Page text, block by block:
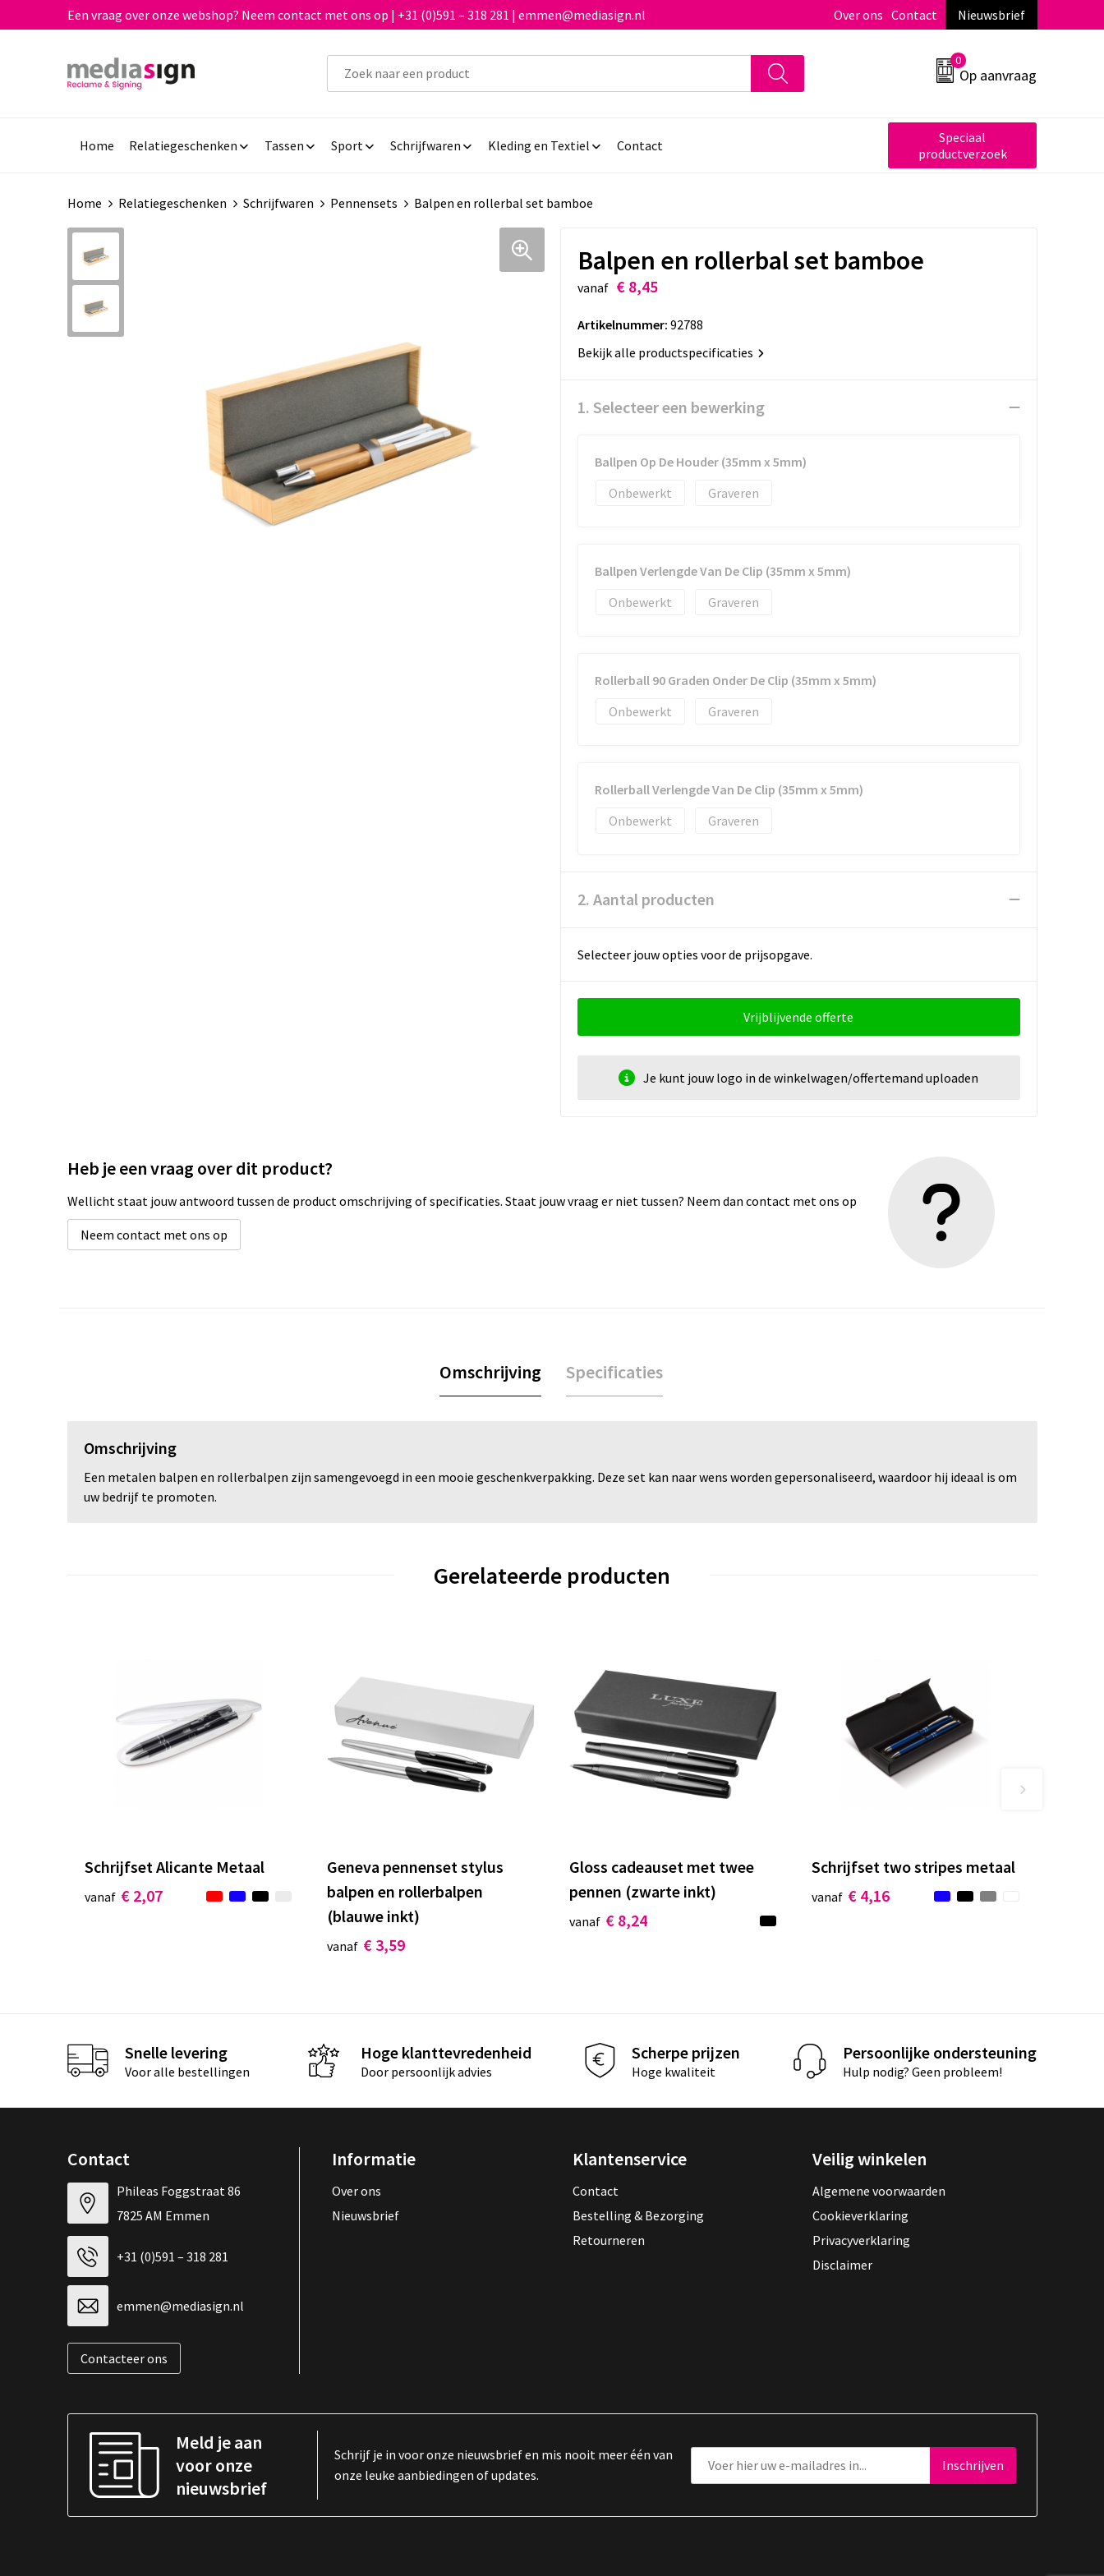
Een vraag over onze webshop? Neem contact met ons op | +31 (0)591 – 318 281 | emmen@mediasign.nl Over ons Contact Nieuwsbrief
0
Op aanvraag
Home Relatiegeschenken Tassen Sport Schrijfwaren Kleding en Textiel Contact
Speciaal
productverzoek
Home Relatiegeschenken Schrijfwaren Pennensets Balpen en rollerbal set bamboe
Balpen en rollerbal set bamboe
vanaf € 8,45
Artikelnummer: 92788
Bekijk alle productspecificaties
1. Selecteer een bewerking
Ballpen Op De Houder (35mm x 5mm)
Onbewerkt
Graveren
Ballpen Verlengde Van De Clip (35mm x 5mm)
Onbewerkt
Graveren
Rollerball 90 Graden Onder De Clip (35mm x 5mm)
Onbewerkt
Graveren
Rollerball Verlengde Van De Clip (35mm x 5mm)
Onbewerkt
Graveren
2. Aantal producten
Selecteer jouw opties voor de prijsopgave.
Vrijblijvende offerte
Je kunt jouw logo in de winkelwagen/offertemand uploaden
Heb je een vraag over dit product?
Wellicht staat jouw antwoord tussen de product omschrijving of specificaties. Staat jouw vraag er niet tussen? Neem dan contact met ons op
Neem contact met ons op
Omschrijving Specificaties
Omschrijving
Een metalen balpen en rollerbalpen zijn samengevoegd in een mooie geschenkverpakking. Deze set kan naar wens worden gepersonaliseerd, waardoor hij ideaal is om
uw bedrijf te promoten.
Gerelateerde producten
Schrijfset Alicante Metaal
vanaf € 2,07
Geneva pennenset stylus
balpen en rollerbalpen
(blauwe inkt)
vanaf € 3,59
Gloss cadeauset met twee
pennen (zwarte inkt)
vanaf € 8,24
Schrijfset two stripes metaal
vanaf € 4,16
Snelle levering
Voor alle bestellingen
Hoge klanttevredenheid
Door persoonlijk advies
Scherpe prijzen
Hoge kwaliteit
Persoonlijke ondersteuning
Hulp nodig? Geen probleem!
Contact
Phileas Foggstraat 86
7825 AM Emmen
+31 (0)591 – 318 281
emmen@mediasign.nl
Contacteer ons
Informatie
Over ons
Nieuwsbrief
Klantenservice
Contact
Bestelling & Bezorging
Retourneren
Veilig winkelen
Algemene voorwaarden
Cookieverklaring
Privacyverklaring
Disclaimer
Meld je aan
voor onze
nieuwsbrief
Schrijf je in voor onze nieuwsbrief en mis nooit meer één van
onze leuke aanbiedingen of updates.